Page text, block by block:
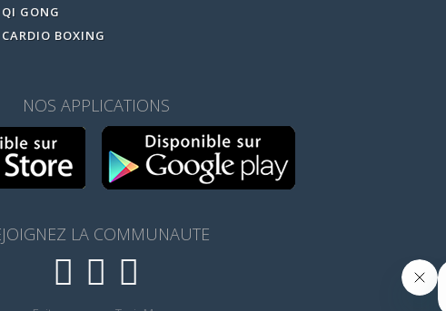
GONG
BOXING
NOS APPLICATIONS
LA COMMUNAUTE